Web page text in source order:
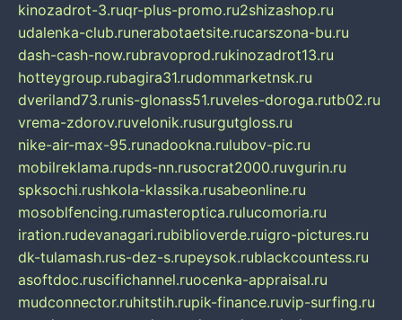
kinozadrot-3.ruqr-plus-promo.ru2shizashop.ru
udalenka-club.runerabotaetsite.rucarszona-bu.ru
dash-cash-now.rubravoprod.rukinozadrot13.ru
hotteygroup.rubagira31.rudommarketnsk.ru
dveriland73.runis-glonass51.ruveles-doroga.rutb02.ru
vrema-zdorov.ruvelonik.rusurgutgloss.ru
nike-air-max-95.runadookna.rulubov-pic.ru
mobilreklama.rupds-nn.rusocrat2000.ruvgurin.ru
spksochi.rushkola-klassika.rusabeonline.ru
mosoblfencing.rumasteroptica.rulucomoria.ru
iration.rudevanagari.rubiblioverde.ruigro-pictures.ru
dk-tulamash.rus-dez-s.rupeysok.rublackcountess.ru
asoftdoc.ruscifichannel.ruocenka-appraisal.ru
mudconnector.ruhitstih.rupik-finance.ruvip-surfing.ru